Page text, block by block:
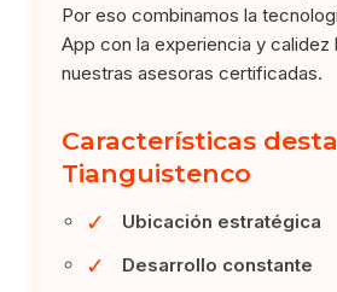
Por eso combinamos la
App con la experiencia y calidez
nuestras asesoras certificadas.
Características
Tianguistenco
✓ Ubicación estratégica
✓ Desarrollo constante